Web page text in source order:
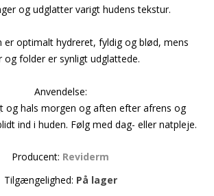
og udglatter varigt hudens tekstur.
er optimalt hydreret, fyldig og blød, mens
og folder er synligt udglattede.
Anvendelse:
og hals morgen og aften efter afrens og
ind i huden. Følg med dag- eller natpleje.
Producent: Reviderm
Tilgængelighed: På lager